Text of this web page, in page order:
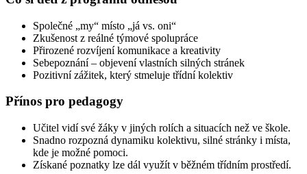
Společné „my“ místo „já vs. oni“
Zkušenost z reálné týmové spolupráce
Přirozené rozvíjení komunikace a kreativity
Sebepoznání – objevení vlastních silných stránek
Pozitivní zážitek, který stmeluje třídní kolektiv
Přínos pro pedagogy
Učitel vidí své žáky v jiných rolích a situacích než ve škole.
Snadno rozpozná dynamiku kolektivu, silné stránky i místa,
kde je možné pomoci.
Získané poznatky lze dál využít v běžném třídním prostředí.